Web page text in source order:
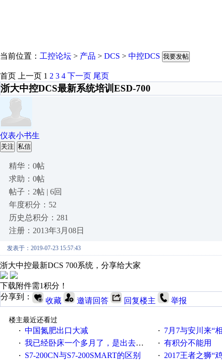
当前位置： 工控论坛 > 产品 > DCS > 中控DCS 我要发帖
首页 上一页 1 2 3 4 下一页 尾页
浙大中控DCS最新系统培训ESD-700
仪表小书生
关注 私信
精华：0帖
求助：0帖
帖子：2帖 | 6回
年度积分：52
历史总积分：281
注册：2013年3月08日
发表于：2019-07-23 15:57:43
浙大中控最新DCS 700系统，分享给大家
下载附件需1积分！
分享到：
收藏 邀请回答 回复楼主 举报
楼主最近还看过
· 中国氮肥出口大减 · 7月7与安川来“
· 我已经卧床一个多月了，是出去安装机械手在高速遭遇车祸所致:大家工作都要特别注意啊 · 有积分不能用
· S7-200CN与S7-200SMART的区别 · 2017王者之狮“鸡”情签到